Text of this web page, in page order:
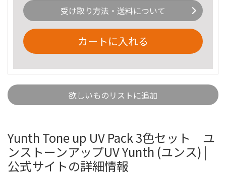
受け取り方法・送料について
カートに入れる
欲しいものリストに追加
Yunth Tone up UV Pack 3色セット ユ
ンストーンアップUV Yunth (ユンス) |
公式サイトの詳細情報